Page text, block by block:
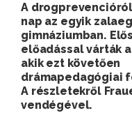
A
nap az egyik
gimnáziumban.
előadással várták
akik ezt követően
drámapedagógiai
A részletekről
vendégével.